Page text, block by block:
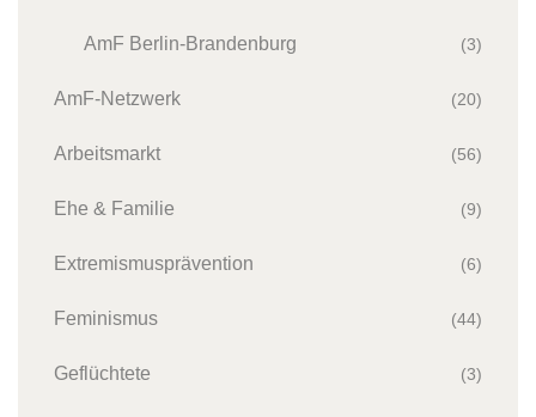
AmF Berlin-Brandenburg (3)
AmF-Netzwerk (20)
Arbeitsmarkt (56)
Ehe & Familie (9)
Extremismusprävention (6)
Feminismus (44)
Geflüchtete (3)